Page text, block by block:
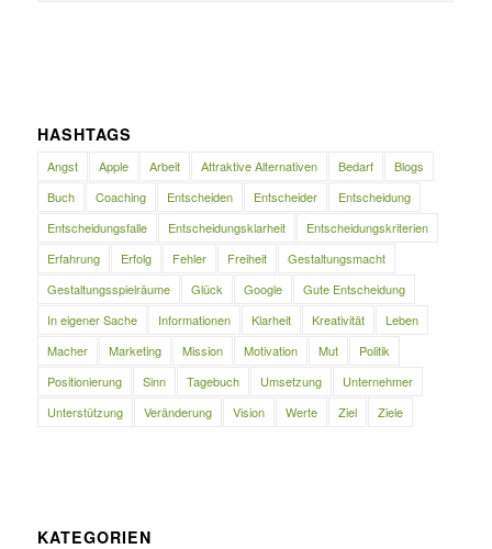
HASHTAGS
Angst Apple Arbeit Attraktive Alternativen Bedarf
Blogs
Buch
Coaching Entscheiden Entscheider
Entscheidung
Entscheidungsfalle
Entscheidungsklarheit
Entscheidungskriterien
Erfahrung
Erfolg Fehler Freiheit
Gestaltungsmacht
Gestaltungsspielräume
Glück Google
Gute Entscheidung
In eigener Sache
Informationen Klarheit Kreativität
Leben
Macher
Marketing Mission Motivation Mut
Politik
Positionierung
Sinn Tagebuch Umsetzung
Unternehmer
Unterstützung
Veränderung Vision Werte Ziel Ziele
KATEGORIEN